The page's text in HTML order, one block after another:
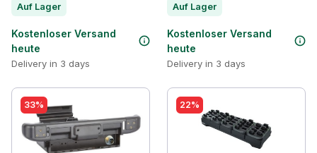
Auf Lager
Kostenloser Versand
heute
Delivery in 3 days
Auf Lager
Kostenloser Versand
heute
Delivery in 3 days
33% 22%